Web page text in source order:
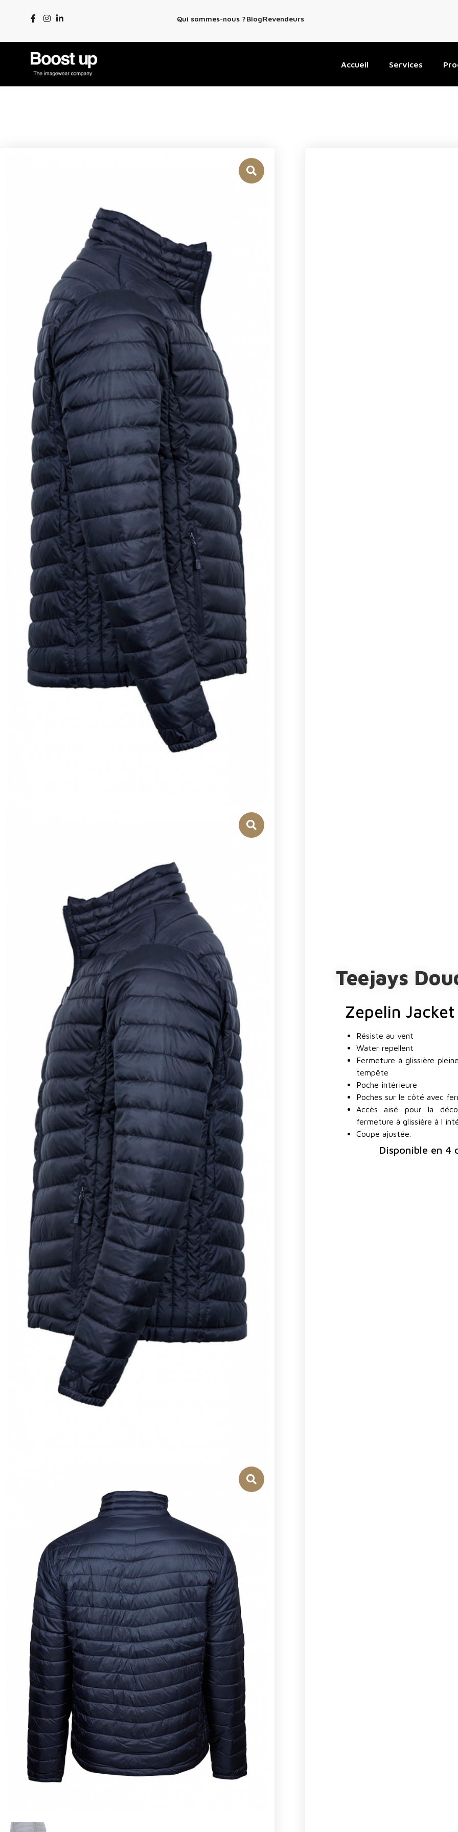
Qui sommes-nous ?BlogRevendeurs
Accueil Services
Teejays
Zepelin
Résiste au vent
Water repellent
Fermeture à glissière
tempête
Poche intérieure
Poches sur le côté avec
Accès aisé pour la
fermeture à glissière à l
Coupe ajustée.
Disponible en 4